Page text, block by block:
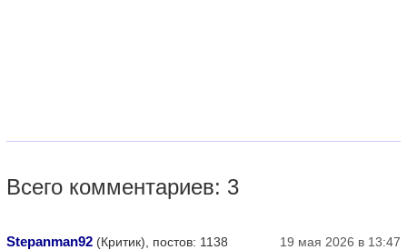
Всего комментариев: 3
Stepanman92 (Критик), постов: 1138 19 мая 2026 в 13:47